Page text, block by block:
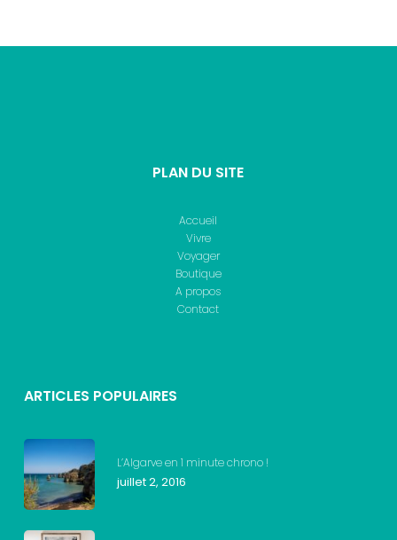
PLAN DU SITE
Accueil
Vivre
Voyager
Boutique
A propos
Contact
ARTICLES POPULAIRES
L’Algarve en 1 minute chrono !
juillet 2, 2016